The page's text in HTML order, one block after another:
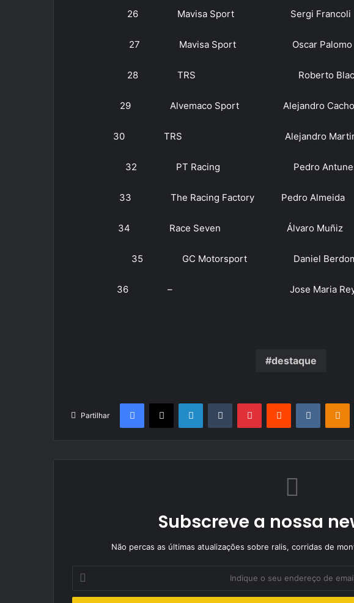
26 Mavisa Sport Sergi
27 Mavisa Sport Oscar
28 TRS Roberto Blach
29 Alvemaco Sport Alejandro
30 TRS Alejandro Martin
32 PT Racing Pedro
33 The Racing Factory Pedro
34 Race Seven Álvaro Muñiz
35 GC Motorsport Daniel
36 – Jose Maria Reyes
destaque
Partilhar
Facebook
X LinkedInTumblr PinterestReddit
Subscreve a nossa
Não percas as últimas atualizações sobre ralis, corridas de
Indique
seu